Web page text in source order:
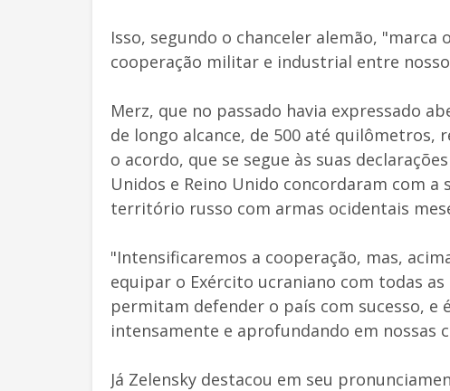
Isso, segundo o chanceler alemão, "marca
cooperação militar e industrial entre
Merz, que no passado havia expressado
de longo alcance, de 500 até quilômetros,
o acordo, que se segue às suas
Unidos e Reino Unido concordaram com
território russo com armas ocidentais
"Intensificaremos a cooperação, mas,
equipar o Exército ucraniano com todas
permitam defender o país com sucesso,
intensamente e aprofundando em nossas
Já Zelensky destacou em seu